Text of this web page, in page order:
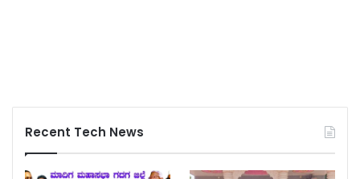
Recent Tech News